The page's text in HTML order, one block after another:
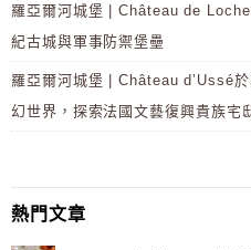
羅亞爾河城堡 | Château de
紀古城與軍事防禦堡壘
羅亞爾河城堡 | Château d’Ussé
幻世界，探索法國文藝復興貴族宅
熱門文章